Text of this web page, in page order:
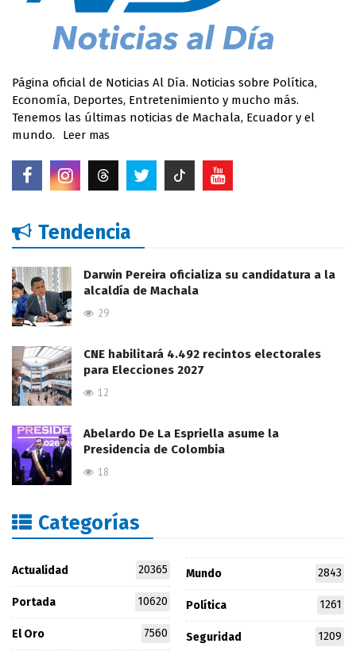
Página oficial de Noticias Al Día. Noticias sobre Política,
Economía, Deportes, Entretenimiento y mucho más.
Tenemos las últimas noticias de Machala, Ecuador y el
mundo.
Leer mas
Tendencia
Darwin Pereira oficializa su candidatura a la
alcaldía de Machala
29
CNE habilitará 4.492 recintos electorales
para Elecciones 2027
12
Abelardo De La Espriella asume la
Presidencia de Colombia
18
Categorías
Actualidad 20365
Portada 10620
El Oro 7560
Mundo 2843
Política 1261
Seguridad 1209